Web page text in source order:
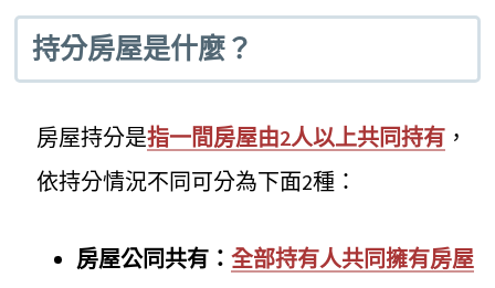
持分房屋是什麼？
房屋持分是指一間房屋由2人以上共同持有 ，
依持分情況不同可分為下面2種：
房屋公同共有：全部持有人共同擁有房屋